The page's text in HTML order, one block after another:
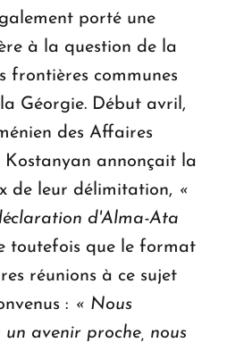
porté une
à la question de la
frontières communes
Géorgie. Début avril,
des Affaires
Kostanyan annonçait la
de leur délimitation, «
d'Alma-Ata
toutefois que le format
réunions à ce sujet
: « Nous
un avenir proche, nous